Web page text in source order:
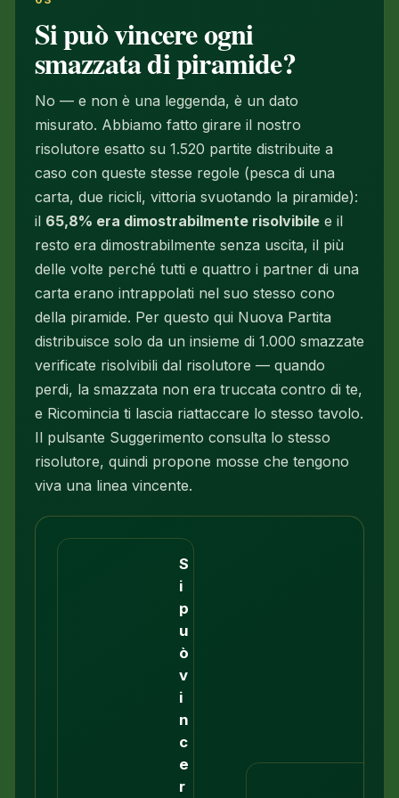
Si può vincere ogni
smazzata di piramide?
No — e non è una leggenda, è un dato
misurato. Abbiamo fatto girare il nostro
risolutore esatto su 1.520 partite distribuite a
caso con queste stesse regole (pesca di una
carta, due ricicli, vittoria svuotando la piramide):
il 65,8% era dimostrabilmente risolvibilee il
resto era dimostrabilmente senza uscita, il più
delle volte perché tutti e quattro i partner di una
carta erano intrappolati nel suo stesso cono
della piramide. Per questo qui Nuova Partita
distribuisce solo da un insieme di 1.000 smazzate
verificate risolvibili dal risolutore — quando
perdi, la smazzata non era truccata contro di te,
e Ricomincia ti lascia riattaccare lo stesso tavolo.
Il pulsante Suggerimento consulta lo stesso
risolutore, quindi propone mosse che tengono
viva una linea vincente.
S
i
p
u
ò
v
i
n
c
e
r